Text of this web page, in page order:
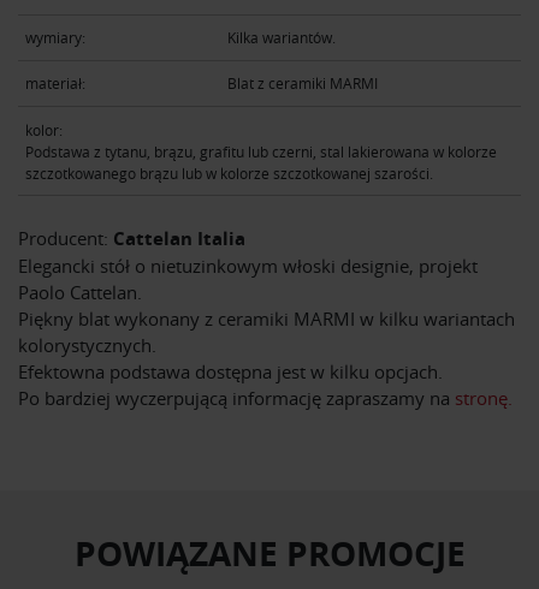
wymiary: Kilka wariantów.
materiał: Blat z ceramiki MARMI
kolor:
Podstawa z tytanu, brązu, grafitu lub czerni, stal lakierowana w kolorze
szczotkowanego brązu lub w kolorze szczotkowanej szarości.
Producent: Cattelan Italia
Elegancki stół o nietuzinkowym włoski designie, projekt
Paolo Cattelan.
Piękny blat wykonany z ceramiki MARMI w kilku wariantach
kolorystycznych.
Efektowna podstawa dostępna jest w kilku opcjach.
Po bardziej wyczerpującą informację zapraszamy na stronę.
POWIĄZANE PROMOCJE